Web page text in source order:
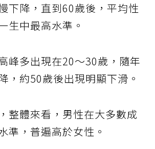
下降，直到60歲後，平均性
生中最高水準。
峰多出現在20～30歲，隨年
，約50歲後出現明顯下滑。
整體來看，男性在大多數成
準，普遍高於女性。